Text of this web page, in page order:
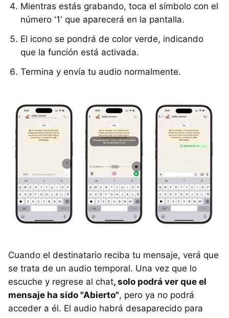
Mientras estás grabando, toca el símbolo con el
número '1' que aparecerá en la pantalla.
El icono se pondrá de color verde, indicando
que la función está activada.
Termina y envía tu audio normalmente.
Cuando el destinatario reciba tu mensaje, verá que
se trata de un audio temporal. Una vez que lo
escuche y regrese al chat, solo podrá ver que el
mensaje ha sido "Abierto", pero ya no podrá
acceder a él. El audio habrá desaparecido para